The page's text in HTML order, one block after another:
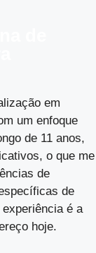
em
um enfoque
de 11 anos,
o que me
de
de
é a
hoje.